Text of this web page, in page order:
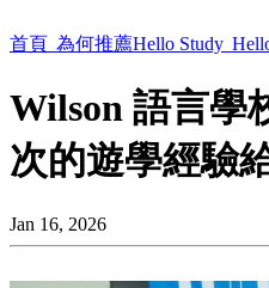
首頁 為何推薦Hello Study
Wilson 語言學
次的遊學經驗
Jan 16, 2026